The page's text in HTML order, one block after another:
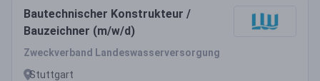
Bautechnischer Konstrukteur /
Bauzeichner (m/w/d)
Zweckverband Landeswasserversorgung
Stuttgart